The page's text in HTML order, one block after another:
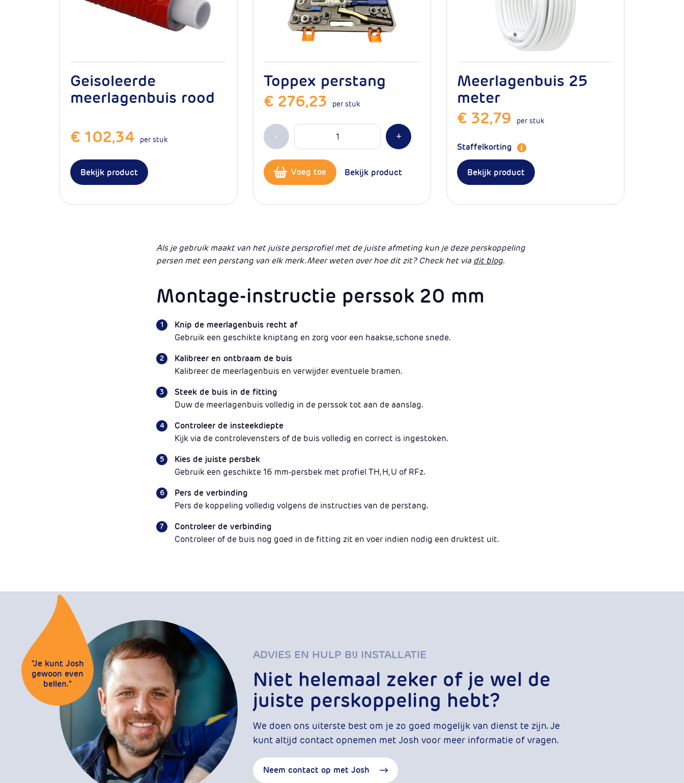
Geisoleerde
meerlagenbuis rood
€ 102,34
per stuk
Bekijk product
Toppex perstang
€ 276,23
per stuk
- Min 1
Aantal
+Plus 1
Voeg toe Bekijk product
Meerlagenbuis 25
meter
€ 32,79
per stuk
Staffelkorting
Bekijk product
Als je gebruik maakt van het juiste persprofiel met de juiste afmeting kun je deze perskoppeling
persen met een perstang van elk merk. Meer weten over hoe dit zit? Check het viadit blog.
Montage-instructie perssok 20 mm
Knip de meerlagenbuis recht af
Gebruik een geschikte kniptang en zorg voor een haakse, schone snede.
Kalibreer en ontbraam de buis
Kalibreer de meerlagenbuis en verwijder eventuele bramen.
Steek de buis in de fitting
Duw de meerlagenbuis volledig in de perssok tot aan de aanslag.
Controleer de insteekdiepte
Kijk via de controlevensters of de buis volledig en correct is ingestoken.
Kies de juiste persbek
Gebruik een geschikte 16 mm-persbek met profiel TH, H, U of RFz.
Pers de verbinding
Pers de koppeling volledig volgens de instructies van de perstang.
Controleer de verbinding
Controleer of de buis nog goed in de fitting zit en voer indien nodig een druktest uit.
"Je kunt Josh
gewoon even
bellen."
ADVIES EN HULP BIJ INSTALLATIE
Niet helemaal zeker of je wel de
juiste perskoppeling hebt?
We doen ons uiterste best om je zo goed mogelijk van dienst te zijn. Je
kunt altijd contact opnemen met Josh voor meer informatie of vragen.
Neem contact op met Josh